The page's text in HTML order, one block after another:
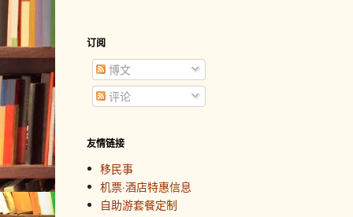
订阅
博文
评论
友情链接
移民事
机票·酒店特惠信息
自助游套餐定制